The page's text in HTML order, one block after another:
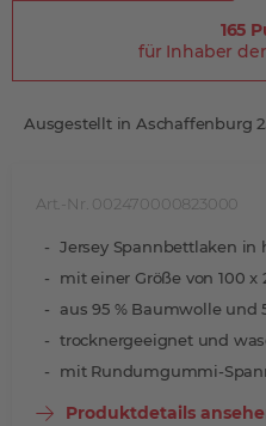
Art.-Nr. 002470000823000
Jersey Spannbettlaken in
mit einer Größe von 100 x
aus 95 % Baumwolle und
trocknergeeignet und
mit Rundumgummi-
Produktdetails
165
für Inhaber der
Ausgestellt in Aschaffenburg